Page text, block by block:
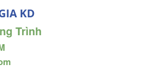
KD
Trình